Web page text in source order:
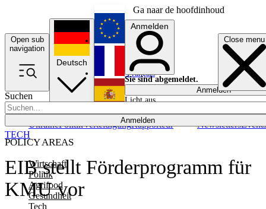
Ga naar de hoofdinhoud
Open sub
navigation
Close menu
Suchen
Anmelden
POLICY AREAS
Wirtschaft
Politik
Agrifood
Gesundheit
Tech
UkrainePolitikVerteidigungRapporteur NewslettersEvents
Deutsch
English
Français
Anmelden
Sie sind abgemeldet.
Anmelden
Licht aus
EIB stellt Förderprogramm für
KMU vor
TECH